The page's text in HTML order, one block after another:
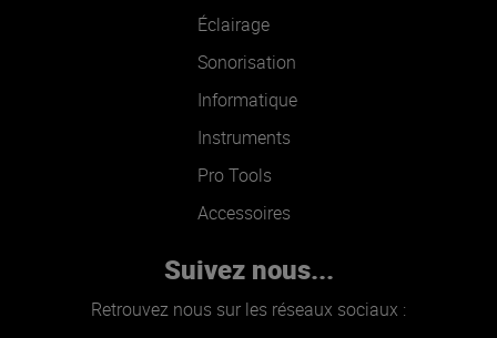
Éclairage
Sonorisation
Informatique
Instruments
Pro Tools
Accessoires
Suivez nous...
Retrouvez nous sur les réseaux sociaux :